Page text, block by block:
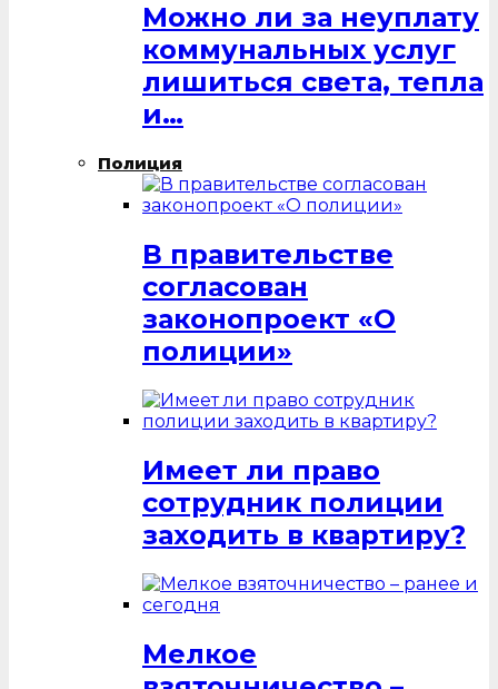
Можно ли за неуплату
коммунальных услуг
лишиться света, тепла
и…
Полиция
В правительстве
согласован
законопроект «О
полиции»
Имеет ли право
сотрудник полиции
заходить в квартиру?
Мелкое